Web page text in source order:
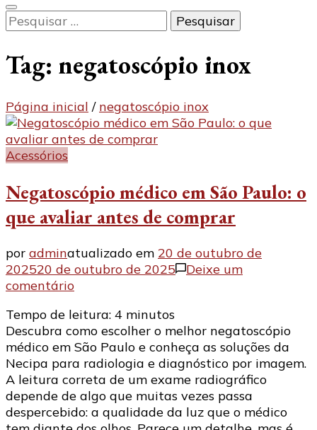
Pesquisar
por:
Tag: negatoscópio inox
Página inicial / negatoscópio inox
Acessórios
Negatoscópio médico em São Paulo: o
que avaliar antes de comprar
por adminatualizado em 20 de outubro de
202520 de outubro de 2025
Deixe um
comentárioem
médico
em
São
Paulo:
o
que
avaliar
Tempo de leitura: 4 minutos
Descubra como escolher o melhor negatoscópio
médico em São Paulo e conheça as soluções da
Necipa para radiologia e diagnóstico por imagem.
A leitura correta de um exame radiográfico
depende de algo que muitas vezes passa
despercebido: a qualidade da luz que o médico